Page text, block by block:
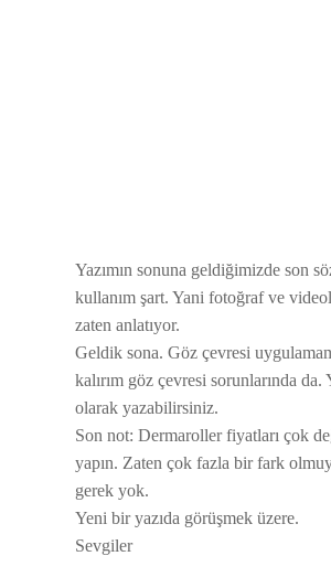
Yazımın sonuna geldiğimizde son
kullanım şart. Yani fotoğraf ve
zaten anlatıyor.
Geldik sona. Göz çevresi
kalırım göz çevresi sorunlarında
olarak yazabilirsiniz.
Son not: Dermaroller fiyatları çok
yapın. Zaten çok fazla bir fark
gerek yok.
Yeni bir yazıda görüşmek üzere.
Sevgiler